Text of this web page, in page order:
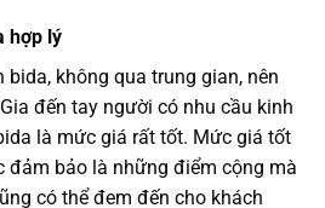
hợp lý
không qua trung gian, nên
đến tay người có nhu cầu kinh
là mức giá rất tốt. Mức giá tốt
đảm bảo là những điểm cộng mà
có thể đem đến cho khách